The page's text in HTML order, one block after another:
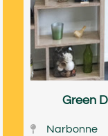
Green
Narbonne